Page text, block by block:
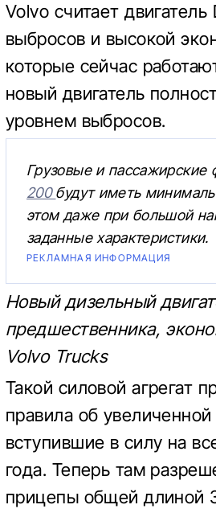
Volvo считает
выбросов и высокой
которые сейчас
новый двигатель
уровнем выбросов.
Грузовые и
200будут иметь
этом даже при большой
заданные характеристики.
РЕКЛАМНАЯ ИНФОРМАЦИЯ
Новый дизельный
предшественника,
Volvo Trucks
Такой силовой агрегат
правила об
вступившие в силу на
года. Теперь там
прицепы общей длиной